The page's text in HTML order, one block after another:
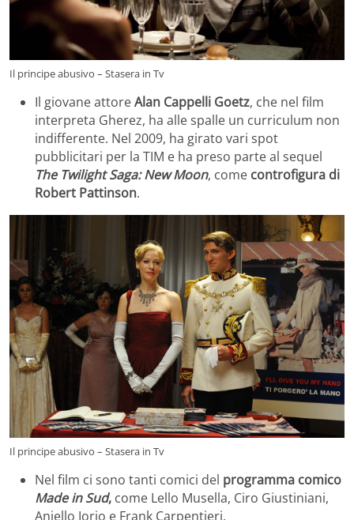
Il principe abusivo – Stasera in Tv
Il giovane attoreAlan Cappelli Goetz, che nel film
interpreta Gherez, ha alle spalle un curriculum non
indifferente. Nel 2009, ha girato vari spot
pubblicitari per la TIM e ha preso parte al sequel
The Twilight Saga: New Moon, come controfigura di
Robert Pattinson.
Il principe abusivo – Stasera in Tv
Nel film ci sono tanti comici del programma comico
Made in Sud, come Lello Musella, Ciro Giustiniani,
Aniello Iorio e Frank Carpentieri.